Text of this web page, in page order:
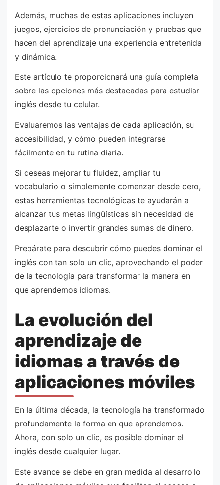
Además, muchas de estas aplicaciones incluyen
juegos, ejercicios de pronunciación y pruebas que
hacen del aprendizaje una experiencia entretenida
y dinámica.
Este artículo te proporcionará una guía completa
sobre las opciones más destacadas para estudiar
inglés desde tu celular.
Evaluaremos las ventajas de cada aplicación, su
accesibilidad, y cómo pueden integrarse
fácilmente en tu rutina diaria.
Si deseas mejorar tu fluidez, ampliar tu
vocabulario o simplemente comenzar desde cero,
estas herramientas tecnológicas te ayudarán a
alcanzar tus metas lingüísticas sin necesidad de
desplazarte o invertir grandes sumas de dinero.
Prepárate para descubrir cómo puedes dominar el
inglés con tan solo un clic, aprovechando el poder
de la tecnología para transformar la manera en
que aprendemos idiomas.
La evolución del
aprendizaje de
idiomas a través de
aplicaciones móviles
En la última década, la tecnología ha transformado
profundamente la forma en que aprendemos.
Ahora, con solo un clic, es posible dominar el
inglés desde cualquier lugar.
Este avance se debe en gran medida al desarrollo